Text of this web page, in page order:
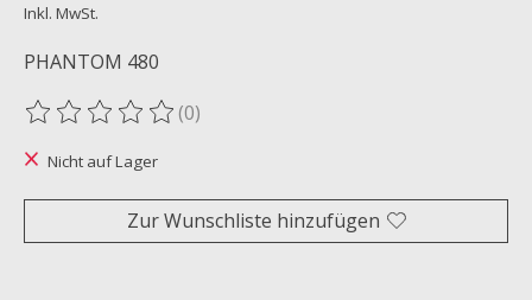
Inkl. MwSt.
PHANTOM 480
Die Bewertung dieses Produkts ist
(0)
Nicht auf Lager
Zur Wunschliste hinzufügen